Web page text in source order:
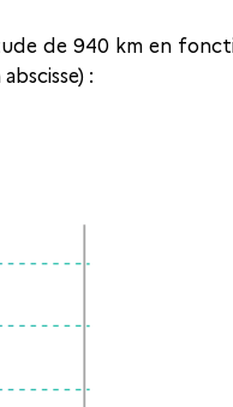
de 940 km en
: